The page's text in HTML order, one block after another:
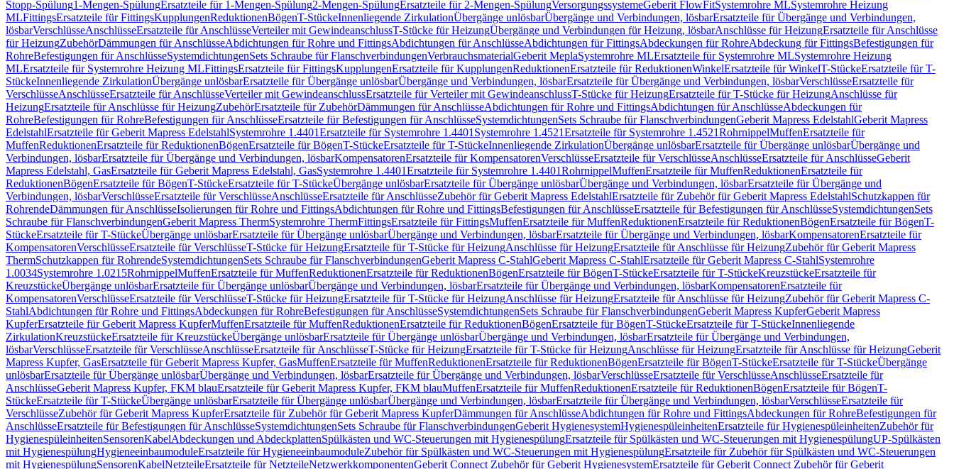
Stopp-Spülung1-Mengen-SpülungErsatzteile für 1-Mengen-Spülung2-Mengen-SpülungErsatzteile für 2-Mengen-SpülungVersorgungssystemeGeberit FlowFitSystemrohre MLSystemrohre Heizung
MLFittingsErsatzteile für FittingsKupplungenReduktionenBögenT-StückeInnenliegende ZirkulationÜbergänge unlösbarÜbergänge und Verbindungen, lösbarErsatzteile für Übergänge und Verbindungen,
lösbarVerschlüsseAnschlüsseErsatzteile für AnschlüsseVerteiler mit GewindeanschlussT-Stücke für HeizungÜbergänge und Verbindungen für Heizung, lösbarAnschlüsse für HeizungErsatzteile für Anschlüsse
für HeizungZubehörDämmungen für AnschlüsseAbdichtungen für Rohre und FittingsAbdichtungen für AnschlüsseAbdichtungen für FittingsAbdeckungen für RohreAbdeckung für FittingsBefestigungen für
RohreBefestigungen für AnschlüsseSystemdichtungenSets Schraube für FlanschverbindungenVerbrauchsmaterialGeberit MeplaSystemrohre MLErsatzteile für Systemrohre MLSystemrohre Heizung
MLErsatzteile für Systemrohre Heizung MLFittingsErsatzteile für FittingsKupplungenErsatzteile für KupplungenReduktionenErsatzteile für ReduktionenWinkelErsatzteile für WinkelT-StückeErsatzteile für T-
StückeInnenliegende ZirkulationÜbergänge unlösbarErsatzteile für Übergänge unlösbarÜbergänge und Verbindungen, lösbarErsatzteile für Übergänge und Verbindungen, lösbarVerschlüsseErsatzteile für
VerschlüsseAnschlüsseErsatzteile für AnschlüsseVerteiler mit GewindeanschlussErsatzteile für Verteiler mit GewindeanschlussT-Stücke für HeizungErsatzteile für T-Stücke für HeizungAnschlüsse für
HeizungErsatzteile für Anschlüsse für HeizungZubehörErsatzteile für ZubehörDämmungen für AnschlüsseAbdichtungen für Rohre und FittingsAbdichtungen für AnschlüsseAbdeckungen für
RohreBefestigungen für RohreBefestigungen für AnschlüsseErsatzteile für Befestigungen für AnschlüsseSystemdichtungenSets Schraube für FlanschverbindungenGeberit Mapress EdelstahlGeberit Mapress
EdelstahlErsatzteile für Geberit Mapress EdelstahlSystemrohre 1.4401Ersatzteile für Systemrohre 1.4401 Systemrohre 1.4521Ersatzteile für Systemrohre 1.4521RohrnippelMuffenErsatzteile für
MuffenReduktionenErsatzteile für ReduktionenBögenErsatzteile für BögenT-StückeErsatzteile für T-StückeInnenliegende ZirkulationÜbergänge unlösbarErsatzteile für Übergänge unlösbarÜbergänge und
Verbindungen, lösbarErsatzteile für Übergänge und Verbindungen, lösbarKompensatorenErsatzteile für KompensatorenVerschlüsseErsatzteile für VerschlüsseAnschlüsseErsatzteile für AnschlüsseGeberit
Mapress Edelstahl, GasErsatzteile für Geberit Mapress Edelstahl, GasSystemrohre 1.4401Ersatzteile für Systemrohre 1.4401RohrnippelMuffenErsatzteile für MuffenReduktionenErsatzteile für
ReduktionenBögenErsatzteile für BögenT-StückeErsatzteile für T-StückeÜbergänge unlösbarErsatzteile für Übergänge unlösbarÜbergänge und Verbindungen, lösbarErsatzteile für Übergänge und
Verbindungen, lösbarVerschlüsseErsatzteile für VerschlüsseAnschlüsseErsatzteile für AnschlüsseZubehör für Geberit Mapress EdelstahlErsatzteile für Zubehör für Geberit Mapress EdelstahlSchutzkappen für
RohrendeDämmungen für AnschlüsseIsolierungen für Rohre und FittingsAbdichtungen für Rohre und FittingsBefestigungen für AnschlüsseErsatzteile für Befestigungen für AnschlüsseSystemdichtungenSets
Schraube für FlanschverbindungenGeberit Mapress ThermSystemrohre ThermFittingsErsatzteile für FittingsMuffenErsatzteile für MuffenReduktionenErsatzteile für ReduktionenBögenErsatzteile für BögenT-
StückeErsatzteile für T-StückeÜbergänge unlösbarErsatzteile für Übergänge unlösbarÜbergänge und Verbindungen, lösbarErsatzteile für Übergänge und Verbindungen, lösbarKompensatorenErsatzteile für
KompensatorenVerschlüsseErsatzteile für VerschlüsseT-Stücke für HeizungErsatzteile für T-Stücke für HeizungAnschlüsse für HeizungErsatzteile für Anschlüsse für HeizungZubehör für Geberit Mapress
ThermSchutzkappen für RohrendeSystemdichtungenSets Schraube für FlanschverbindungenGeberit Mapress C-StahlGeberit Mapress C-StahlErsatzteile für Geberit Mapress C-StahlSystemrohre
1.0034Systemrohre 1.0215RohrnippelMuffenErsatzteile für MuffenReduktionenErsatzteile für ReduktionenBögenErsatzteile für BögenT-StückeErsatzteile für T-StückeKreuzstückeErsatzteile für
KreuzstückeÜbergänge unlösbarErsatzteile für Übergänge unlösbarÜbergänge und Verbindungen, lösbarErsatzteile für Übergänge und Verbindungen, lösbarKompensatorenErsatzteile für
KompensatorenVerschlüsseErsatzteile für VerschlüsseT-Stücke für HeizungErsatzteile für T-Stücke für HeizungAnschlüsse für HeizungErsatzteile für Anschlüsse für HeizungZubehör für Geberit Mapress C-
StahlAbdichtungen für Rohre und FittingsAbdeckungen für RohreBefestigungen für AnschlüsseSystemdichtungenSets Schraube für FlanschverbindungenGeberit Mapress KupferGeberit Mapress
KupferErsatzteile für Geberit Mapress KupferMuffenErsatzteile für MuffenReduktionenErsatzteile für ReduktionenBögenErsatzteile für BögenT-StückeErsatzteile für T-StückeInnenliegende
ZirkulationKreuzstückeErsatzteile für KreuzstückeÜbergänge unlösbarErsatzteile für Übergänge unlösbarÜbergänge und Verbindungen, lösbarErsatzteile für Übergänge und Verbindungen,
lösbarVerschlüsseErsatzteile für VerschlüsseAnschlüsseErsatzteile für AnschlüsseT-Stücke für HeizungErsatzteile für T-Stücke für HeizungAnschlüsse für HeizungErsatzteile für Anschlüsse für HeizungGeberit
Mapress Kupfer, GasErsatzteile für Geberit Mapress Kupfer, GasMuffenErsatzteile für MuffenReduktionenErsatzteile für ReduktionenBögenErsatzteile für BögenT-StückeErsatzteile für T-StückeÜbergänge
unlösbarErsatzteile für Übergänge unlösbarÜbergänge und Verbindungen, lösbarErsatzteile für Übergänge und Verbindungen, lösbarVerschlüsseErsatzteile für VerschlüsseAnschlüsseErsatzteile für
AnschlüsseGeberit Mapress Kupfer, FKM blauErsatzteile für Geberit Mapress Kupfer, FKM blauMuffenErsatzteile für MuffenReduktionenErsatzteile für ReduktionenBögenErsatzteile für BögenT-
StückeErsatzteile für T-StückeÜbergänge unlösbarErsatzteile für Übergänge unlösbarÜbergänge und Verbindungen, lösbarErsatzteile für Übergänge und Verbindungen, lösbarVerschlüsseErsatzteile für
VerschlüsseZubehör für Geberit Mapress KupferErsatzteile für Zubehör für Geberit Mapress KupferDämmungen für AnschlüsseAbdichtungen für Rohre und FittingsAbdeckungen für RohreBefestigungen für
AnschlüsseErsatzteile für Befestigungen für AnschlüsseSystemdichtungenSets Schraube für FlanschverbindungenGeberit HygienesystemHygienespüleinheitenErsatzteile für HygienespüleinheitenZubehör für
HygienespüleinheitenSensorenKabelAbdeckungen und AbdeckplattenSpülkästen und WC-Steuerungen mit HygienespülungErsatzteile für Spülkästen und WC-Steuerungen mit HygienespülungUP-Spülkästen
mit HygienespülungHygieneeinbaumoduleErsatzteile für HygieneeinbaumoduleZubehör für Spülkästen und WC-Steuerungen mit HygienespülungErsatzteile für Zubehör für Spülkästen und WC-Steuerungen
mit HygienespülungSensorenKabelNetzteileErsatzteile für NetzteileNetzwerkkomponentenGeberit Connect Zubehör für Geberit HygienesystemErsatzteile für Geberit Connect Zubehör für Geberit